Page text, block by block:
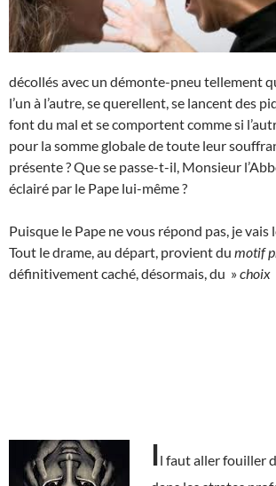
décollés avec un démonte-pneu tellement
l’un à l’autre, se querellent, se lancent des
font du mal et se comportent comme si
pour la somme globale de toute leur
présente ? Que se passe-t-il, Monsieur
éclairé par le Pape lui-même ?
Puisque le Pape ne vous répond pas, je vais
Tout le drame, au départ, provient du motif
définitivement caché, désormais, du »choix
Il faut aller fouiller